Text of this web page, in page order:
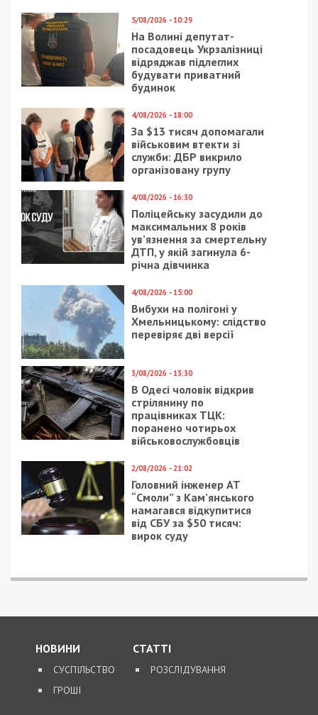
5/08/2026 - 10:29
На Волині депутат-
посадовець Укрзалізниці
відряджав підлеглих
будувати приватний
будинок
4/08/2026 - 18:00
За $13 тисяч допомагали
військовим втекти зі
служби: ДБР викрило
організовану групу
4/08/2026 - 16:30
Поліцейську засудили до
максимальних 8 років
ув’язнення за смертельну
ДТП, у якій загинула 6-
річна дівчинка
4/08/2026 - 15:00
Вибухи на полігоні у
Хмельницькому: слідство
перевіряє дві версії
3/08/2026 - 13:30
В Одесі чоловік відкрив
стрілянину по
працівниках ТЦК:
поранено чотирьох
військовослужбовців
2/08/2026 - 21:02
Головний інженер АТ
“Смоли” з Кам’янського
намагався відкупитися
від СБУ за $50 тисяч:
вирок суду
НОВИНИ
СУСПІЛЬСТВО
ГРОШІ
СТАТТІ
РОЗСЛІДУВАННЯ